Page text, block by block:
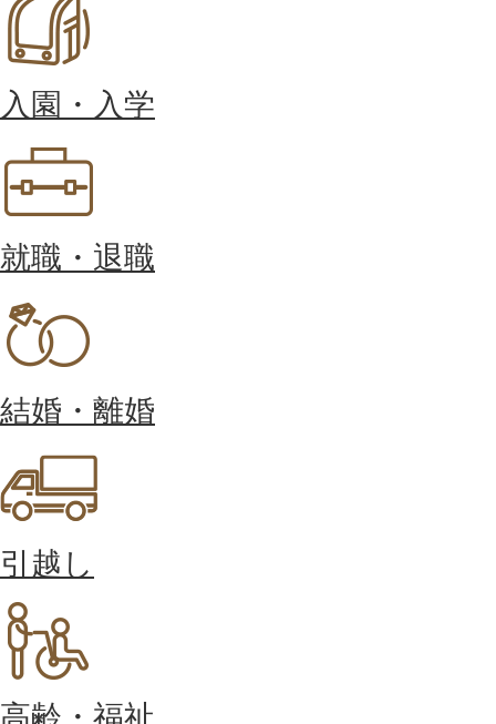
入園・入学
就職・退職
結婚・離婚
引越し
高齢・福祉